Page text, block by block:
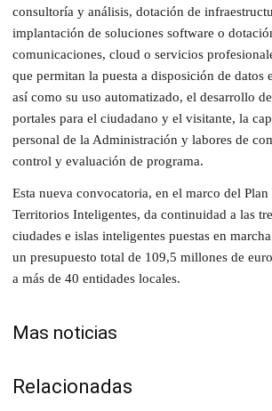
consultoría y análisis, dotación de
implantación de soluciones software o
comunicaciones, cloud o servicios
que permitan la puesta a disposición de datos
así como su uso automatizado, el desarrollo
portales para el ciudadano y el visitante, la
personal de la Administración y labores de
control y evaluación de programa.
Esta nueva convocatoria, en el marco del
Territorios Inteligentes, da continuidad a las
ciudades e islas inteligentes puestas en
un presupuesto total de 109,5 millones de
a más de 40 entidades locales.
Mas noticias
Relacionadas